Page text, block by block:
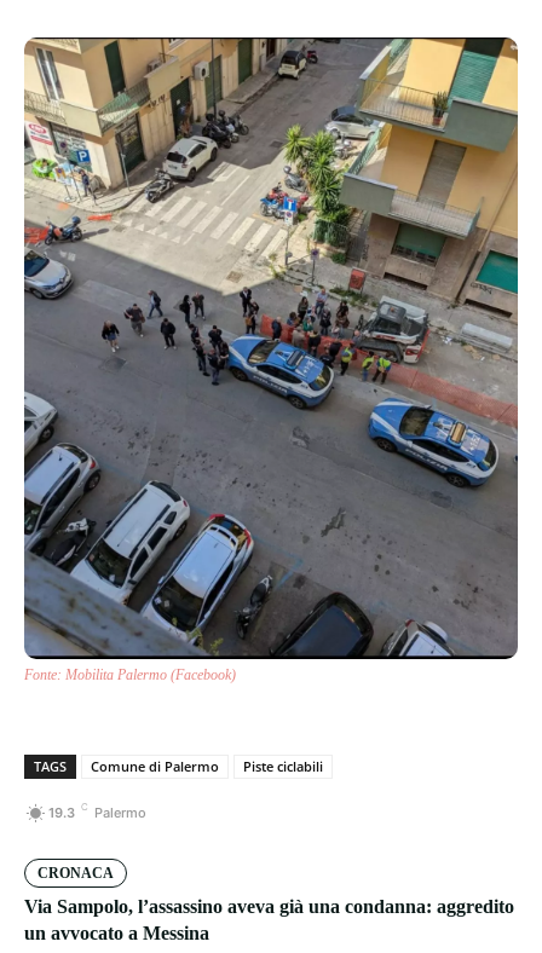
Fonte: Mobilita Palermo (Facebook)
TAGS Comune di Palermo Piste ciclabili
19.3 C Palermo
CRONACA
Via Sampolo, l’assassino aveva già una condanna: aggredito
un avvocato a Messina